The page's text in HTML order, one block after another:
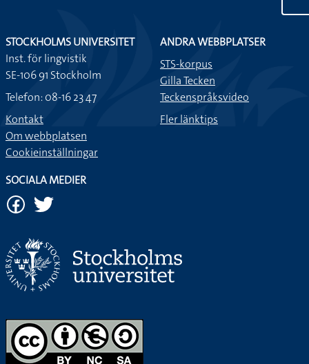
STOCKHOLMS UNIVERSITET
Inst. för lingvistik
SE-106 91 Stockholm
Telefon: 08-16 23 47
Kontakt
Om webbplatsen
Cookieinställningar
ANDRA WEBBPLATSER
STS-korpus
Gilla Tecken
Teckenspråksvideo
Fler länktips
SOCIALA MEDIER